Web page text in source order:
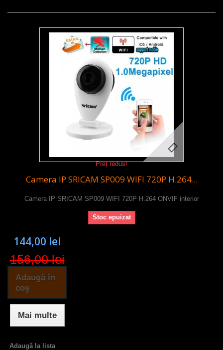
Preț redus!
Camera IP SRICAM SP009 WIFI 720P H.264...
Camera IP SRICAM SP009 WIFI 720P H.264 ONVIF interior
Stoc epuizat
144,00 lei
156,00 lei
Adaugă în
coş
Mai multe
Adaugă la lista